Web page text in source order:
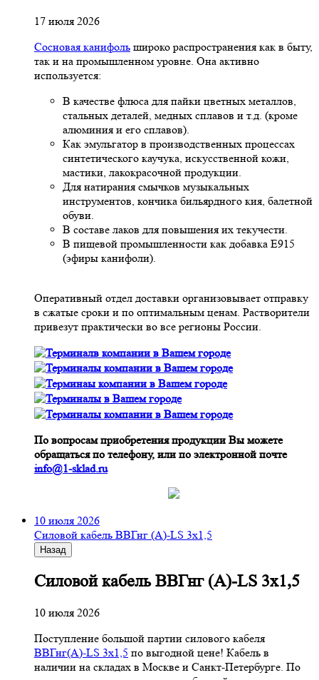
17 июля 2026
Сосновая канифоль широко распространения как в быту,
так и на промышленном уровне. Она активно
используется:
В качестве флюса для пайки цветных металлов,
стальных деталей, медных сплавов и т.д. (кроме
алюминия и его сплавов).
Как эмульгатор в производственных процессах
синтетического каучука, искусственной кожи,
мастики, лакокрасочной продукции.
Для натирания смычков музыкальных
инструментов, кончика бильярдного кия, балетной
обуви.
В составе лаков для повышения их текучести.
В пищевой промышленности как добавка Е915
(эфиры канифоли).
Оперативный отдел доставки организовывает отправку
в сжатые сроки и по оптимальным ценам. Растворители
привезут практически во все регионы России.
По вопросам приобретения продукции Вы можете
обращаться по телефону, или по электронной почте
info@1-sklad.ru
10 июля 2026
Cиловой кабель ВВГнг (A)-LS 3х1,5
Назад
Cиловой кабель ВВГнг (A)-LS 3х1,5
10 июля 2026
Поступление большой партии силового кабеля
ВВГнг(A)-LS 3х1,5 по выгодной цене! Кабель в
наличии на складах в Москве и Санкт-Петербурге. По